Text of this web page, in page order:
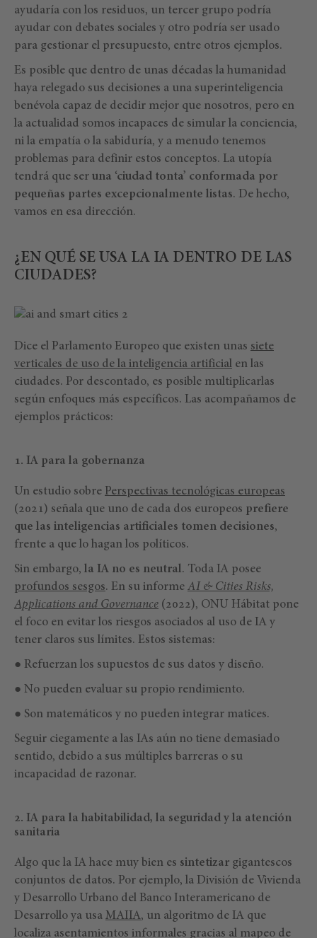
ayudaría con los residuos, un tercer grupo podría
ayudar con debates sociales y otro podría ser usado
para gestionar el presupuesto, entre otros ejemplos.
Es posible que dentro de unas décadas la humanidad
haya relegado sus decisiones a una superinteligencia
benévola capaz de decidir mejor que nosotros, pero en
la actualidad somos incapaces de simular la conciencia,
ni la empatía o la sabiduría, y a menudo tenemos
problemas para definir estos conceptos. La utopía
tendrá que ser una ‘ciudad tonta’ conformada por
pequeñas partes excepcionalmente listas. De hecho,
vamos en esa dirección.
¿EN QUÉ SE USA LA IA DENTRO DE LAS
CIUDADES?
Dice el Parlamento Europeo que existen unas siete
verticales de uso de la inteligencia artificial en las
ciudades. Por descontado, es posible multiplicarlas
según enfoques más específicos. Las acompañamos de
ejemplos prácticos:
1. IA para la gobernanza
Un estudio sobre Perspectivas tecnológicas europeas
(2021) señala que uno de cada dos europeos prefiere
que las inteligencias artificiales tomen decisiones,
frente a que lo hagan los políticos.
Sin embargo, la IA no es neutral. Toda IA posee
profundos sesgos. En su informe AI & Cities Risks,
Applications and Governance (2022), ONU Hábitat pone
el foco en evitar los riesgos asociados al uso de IA y
tener claros sus límites. Estos sistemas:
● Refuerzan los supuestos de sus datos y diseño.
● No pueden evaluar su propio rendimiento.
● Son matemáticos y no pueden integrar matices.
Seguir ciegamente a las IAs aún no tiene demasiado
sentido, debido a sus múltiples barreras o su
incapacidad de razonar.
2. IA para la habitabilidad, la seguridad y la atención
sanitaria
Algo que la IA hace muy bien es sintetizar gigantescos
conjuntos de datos. Por ejemplo, la División de Vivienda
y Desarrollo Urbano del Banco Interamericano de
Desarrollo ya usa MAIIA, un algoritmo de IA que
localiza asentamientos informales gracias al mapeo de